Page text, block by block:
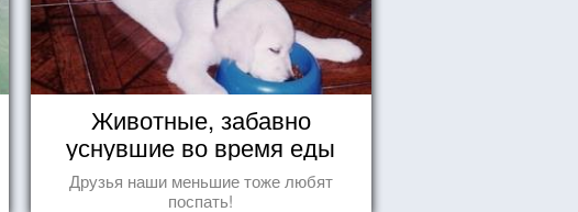
Животные, забавно
уснувшие во время еды
Друзья наши меньшие тоже любят
поспать!